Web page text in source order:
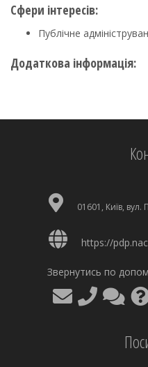
Сфери інтересів:
Публічне
Додаткова інформація:
01601, Київ, вул.
https://
Звернутись по